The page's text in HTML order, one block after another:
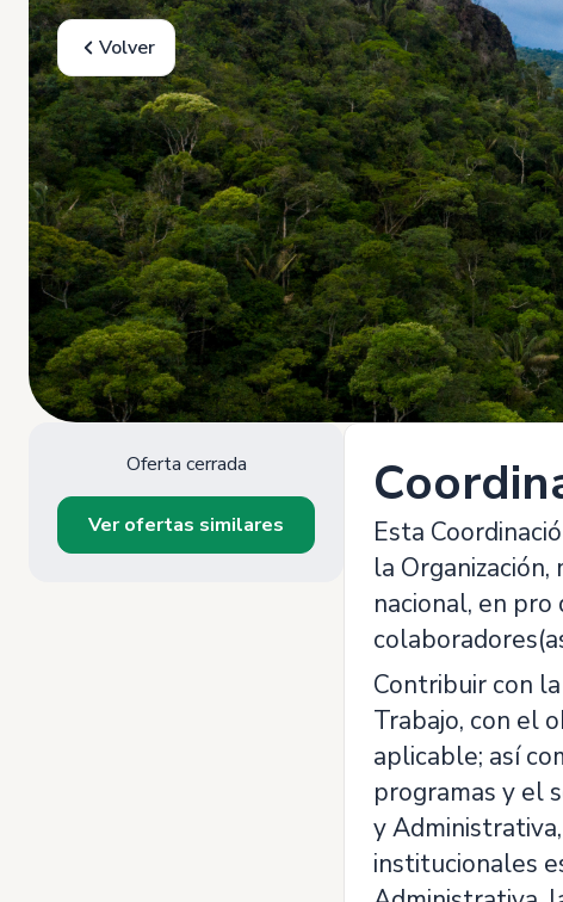
Volver
Oferta cerrada
Ver ofertas similares
Esta
la
nacional, en
Contribuir con
Trabajo, con el
aplicable; así
programas y el
y
institucionales